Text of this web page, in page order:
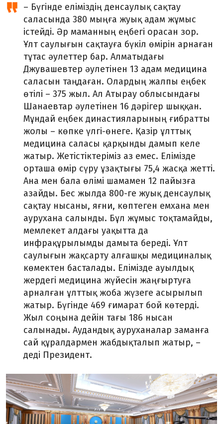
– Бүгінде еліміздің денсаулық сақтау
саласында 380 мыңға жуық адам жұмыс
істейді. Әр маманның еңбегі орасан зор.
Ұлт саулығын сақтауға бүкіл өмірін арнаған
тұтас әулеттер бар. Алматыдағы
Джувашевтер әулетінен 13 адам медицина
саласын таңдаған. Олардың жалпы еңбек
өтілі – 375 жыл. Ал Атырау облысындағы
Шанаевтар әулетінен 16 дәрігер шыққан.
Мұндай еңбек династияларының ғибратты
жолы – көпке үлгі-өнеге. Қазір ұлттық
медицина саласы қарқынды дамып келе
жатыр. Жетістіктеріміз аз емес. Елімізде
орташа өмір сүру ұзақтығы 75,4 жасқа жетті.
Ана мен бала өлімі шамамен 12 пайызға
азайды. Бес жылда 800-ге жуық денсаулық
сақтау нысаны, яғни, көптеген емхана мен
аурухана салынды. Бұл жұмыс тоқтамайды,
мемлекет алдағы уақытта да
инфрақұрылымды дамыта береді. Ұлт
саулығын жақсарту алғашқы медициналық
көмектен басталады. Елімізде ауылдық
жердегі медицина жүйесін жаңғыртуға
арналған ұлттық жоба жүзеге асырылып
жатыр. Бүгінде 469 ғимарат бой көтерді.
Жыл соңына дейін тағы 186 нысан
салынады. Аудандық ауруханалар заманға
сай құралдармен жабдықталып жатыр, –
деді Президент.